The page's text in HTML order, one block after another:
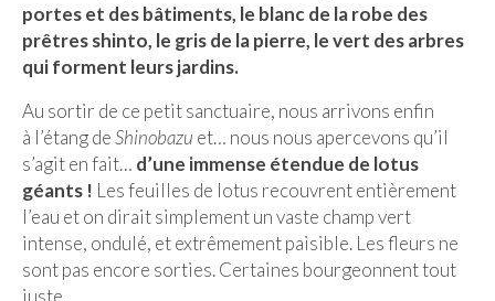
portes et des bâtiments, le blanc de la robe des
prêtres shinto, le gris de la pierre, le vert des arbres
qui forment leurs jardins.
Au sortir de ce petit sanctuaire, nous arrivons enfin
à l’étang deShinobazu et… nous nous apercevons qu’il
s’agit en fait… d’une immense étendue de lotus
géants ! Les feuilles de lotus recouvrent entièrement
l’eau et on dirait simplement un vaste champ vert
intense, ondulé, et extrêmement paisible. Les fleurs ne
sont pas encore sorties. Certaines bourgeonnent tout
juste.